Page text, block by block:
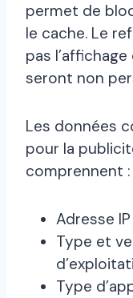
permet de
le cache. Le
pas
seront non
Les données
pour la
comprennent :
Adresse IP
Type et
Type